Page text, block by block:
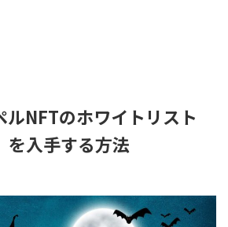
ルNFTのホワイトリスト
を入手する方法